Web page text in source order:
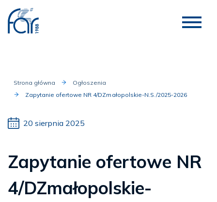
Strona główna
Ogłoszenia
Zapytanie ofertowe NR 4/DZmałopolskie-N.S./2025-2026
20 sierpnia 2025
Zapytanie ofertowe NR
4/DZmałopolskie-